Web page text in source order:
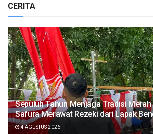
CERITA
Sepuluh Tahun Menjaga Tradisi
Safura Merawat Rezeki dari Lapak
4 AGUSTUS 2026